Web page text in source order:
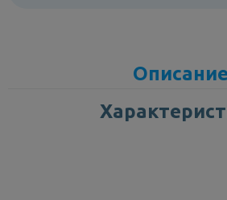
Описание